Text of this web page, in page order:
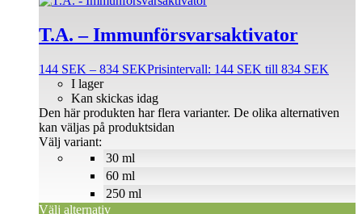
T.A. – Immunförsvarsaktivator
144 SEK – 834 SEKPrisintervall: 144 SEK till 834 SEK
30 ml
60 ml
250 ml
I lager
Kan skickas idag
Välj variant:
Välj alternativ
Den här produkten har flera varianter. De olika alternativen
kan väljas på produktsidan